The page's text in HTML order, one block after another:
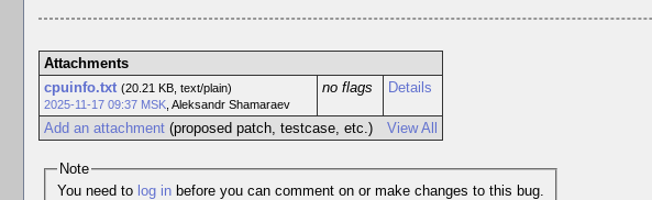
Attachments
cpuinfo.txt (20.21 KB, text/plain)
2025-11-17 09:37 MSK, Aleksandr Shamaraev
no flags Details
View All
Add an attachment(proposed patch, testcase, etc.)
Note
You need to log in before you can comment on or make changes to this bug.